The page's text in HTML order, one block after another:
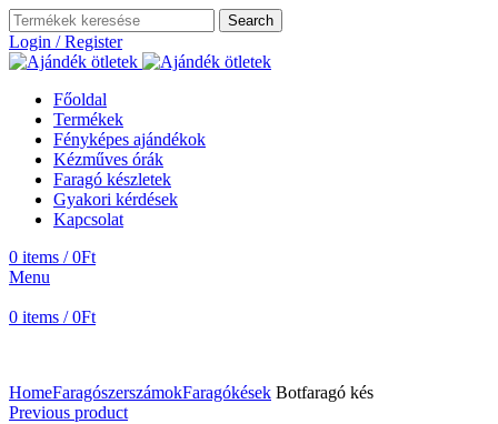
Search
Login / Register
Főoldal
Termékek
Fényképes ajándékok
Kézműves órák
Faragó készletek
Gyakori kérdések
Kapcsolat
0 items / 0Ft
Menu
0 items / 0Ft
HomeFaragószerszámokFaragókések Botfaragó kés
Previous product